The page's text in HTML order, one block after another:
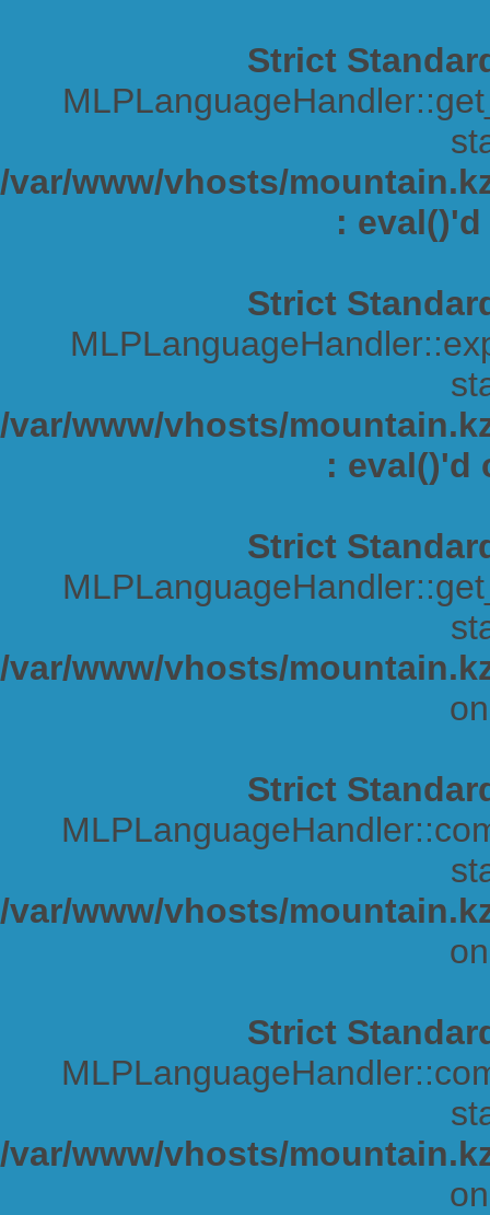
Strict
/var/www/vhosts/
:
Strict
/var/www/vhosts/
: eval()'d
Strict
/var/www/vhosts/
Strict
/var/www/vhosts/
Strict
/var/www/vhosts/